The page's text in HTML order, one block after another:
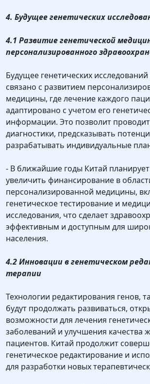
4. Будущее генетических
4.1 Развитие генетической
персонализированного
Будущее генетических
связано с развитием
медицины, где лечение каждого
адаптировано с учетом его
информации. Это позволит
диагностики, предсказывать
разрабатывать индивидуальные
- В ближайшие годы Китай
увеличить финансирование в
персонализированной медицины,
генетическое тестирование и
исследования, что сделает
эффективным и доступным для
населения.
4.2 Инновации в генетическом
терапии
Технологии редактирования генов,
будут продолжать развиваться,
возможности для лечения
заболеваний и улучшения качества
пациентов. Китай продолжит
генетическое редактирование и
для разработки новых